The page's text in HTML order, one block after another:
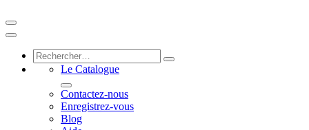
Le Catalogue
Contactez-nous
Enregistrez-vous
Blog